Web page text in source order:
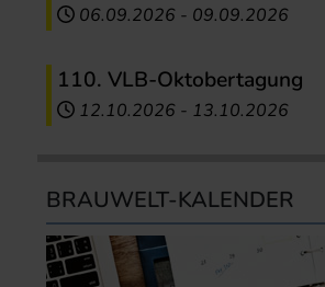
06.09.2026 - 09.09.2026
110. VLB-Oktobertagung
12.10.2026 - 13.10.2026
BRAUWELT-KALENDER